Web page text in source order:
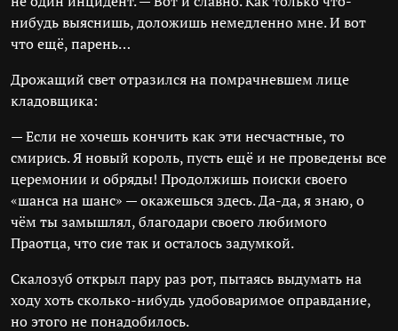
нибудь выяснишь, доложишь немедленно мне. И вот
что ещё, парень…
Дрожащий свет отразился на помрачневшем лице
кладовщика:
— Если не хочешь кончить как эти несчастные, то
смирись. Я новый король, пусть ещё и не проведены все
церемонии и обряды! Продолжишь поиски своего
«шанса на шанс» — окажешься здесь. Да-да, я знаю, о
чём ты замышлял, благодари своего любимого
Праотца, что сие так и осталось задумкой.
Скалозуб открыл пару раз рот, пытаясь выдумать на
ходу хоть сколько-нибудь удобоваримое оправдание,
но этого не понадобилось.